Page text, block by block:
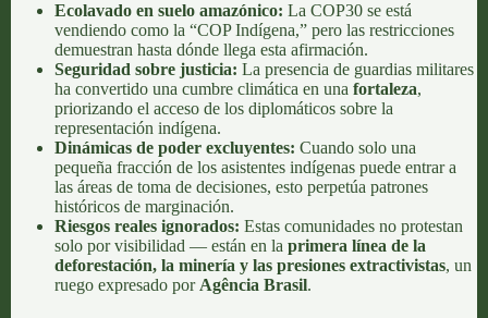
Ecolavado en suelo amazónico: La COP30 se está
vendiendo como la “COP Indígena,” pero las restricciones
demuestran hasta dónde llega esta afirmación.
Seguridad sobre justicia: La presencia de guardias militares
ha convertido una cumbre climática en una fortaleza,
priorizando el acceso de los diplomáticos sobre la
representación indígena.
Dinámicas de poder excluyentes: Cuando solo una
pequeña fracción de los asistentes indígenas puede entrar a
las áreas de toma de decisiones, esto perpetúa patrones
históricos de marginación.
Riesgos reales ignorados: Estas comunidades no protestan
solo por visibilidad — están en la primera línea de la
deforestación, la minería y las presiones extractivistas, un
ruego expresado por Agência Brasil.